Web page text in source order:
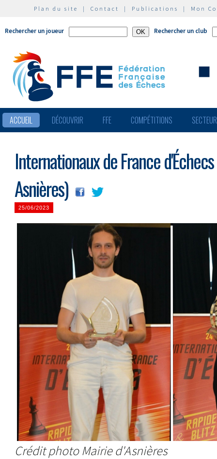
Plan du site | Contact | Publications | Mon
Rechercher un joueur Rechercher un club
ACCUEIL DÉCOUVRIR FFE COMPÉTITIONS
Internationaux de France
Asnières)
25/06/2023
Crédit photo Mairie d'Asnières